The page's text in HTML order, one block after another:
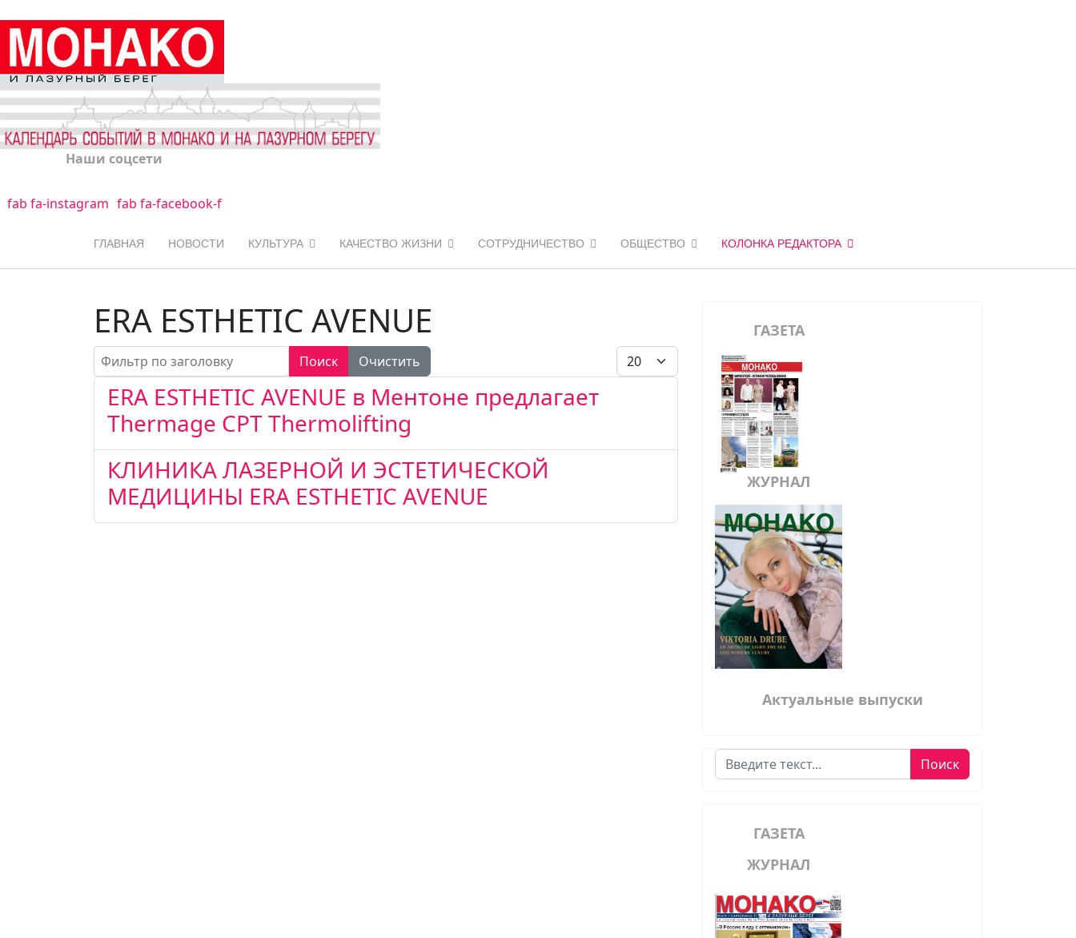
Наши соцсети
fab fa-instagram fab fa-facebook-f
ГЛАВНАЯ НОВОСТИ КУЛЬТУРА КАЧЕСТВО ЖИЗНИ СОТРУДНИЧЕСТВО ОБЩЕСТВО КОЛОНКА РЕДАКТОРА
ERA ESTHETIC AVENUE
Фильтр по заголовку Поиск Очистить Кол-во строк:
ERA ESTHETIC AVENUE в Ментоне предлагает
Thermage CPT Thermolifting
КЛИНИКА ЛАЗЕРНОЙ И ЭСТЕТИЧЕСКОЙ
МЕДИЦИНЫ ERA ESTHETIC AVENUE
ГАЗЕТА
ЖУРНАЛ
Актуальные выпуски
Поиск Поиск
ГАЗЕТА
ЖУРНАЛ